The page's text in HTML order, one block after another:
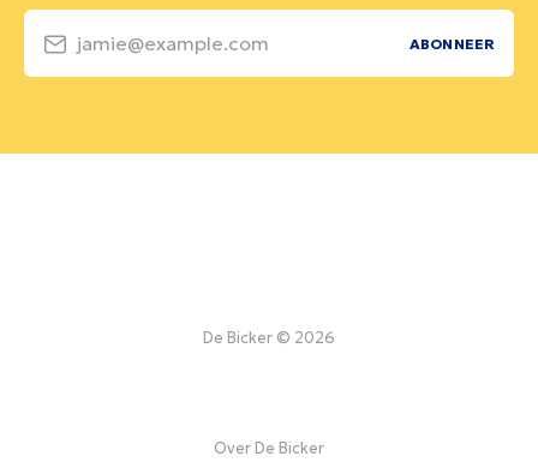
jamie@example.com ABONNEER
De Bicker © 2026
Over De Bicker